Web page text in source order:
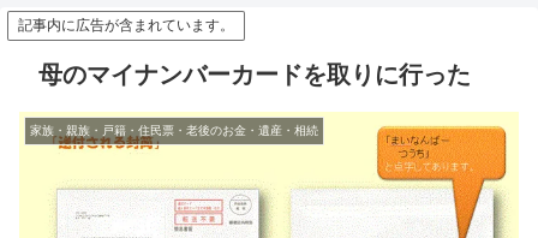
記事内に広告が含まれています。
母のマイナンバーカードを取りに行った
家族・親族・戸籍・住民票・老後のお金・遺産・相続